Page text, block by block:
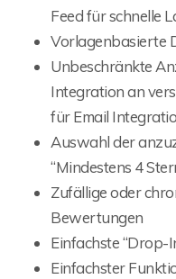
Feed für schnelle
Vorlagenbasierte
Unbeschränkte
Integration an
für Email
Auswahl der
“Mindestens 4
Zufällige oder
Bewertungen
Einfachste “Drop-
Einfachster